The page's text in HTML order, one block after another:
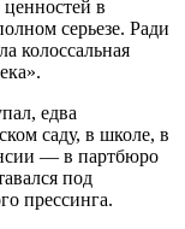
в
серьезе. Ради
колоссальная
едва
саду, в школе, в
— в партбюро
под
прессинга.